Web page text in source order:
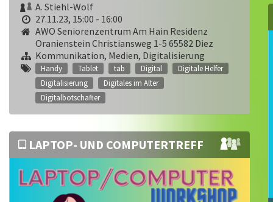
A. Stiehl-Wolf
27.11.23, 15:00 - 16:00
AWO Seniorenzentrum Am Hain Residenz
Oranienstein Christiansweg 1-5 65582 Diez
Kommunikation, Medien, Digitalisierung
Handy Tablet tab Digital
Digitale Helfer
Digitalisierung
Digitales im Alter
Digitalbotschafter
LAPTOP- UND COMPUTERTREFF